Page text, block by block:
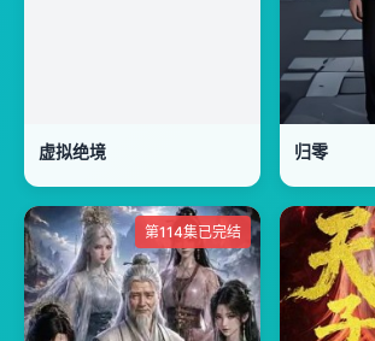
虚拟绝境 归零
第114集已完结